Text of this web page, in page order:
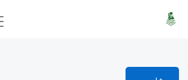
شاعري